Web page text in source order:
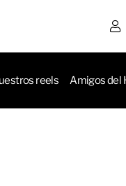
reels Amigos del